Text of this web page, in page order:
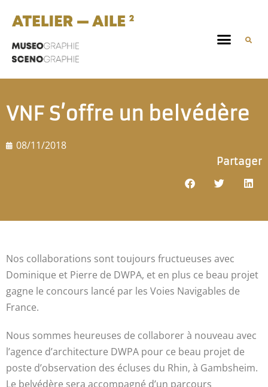
VNF S’offre un belvédère
08/11/2018
Partager
Nos collaborations sont toujours fructueuses avec
Dominique et Pierre de DWPA, et en plus ce beau projet
gagne le concours lancé par les Voies Navigables de
France.
Nous sommes heureuses de collaborer à nouveau avec
l’agence d’architecture DWPA pour ce beau projet de
poste d’observation des écluses du Rhin, à Gambsheim.
Le belvédère sera accompagné d’un parcours